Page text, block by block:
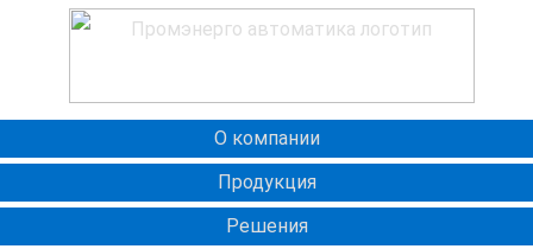
О компании
Продукция
Решения